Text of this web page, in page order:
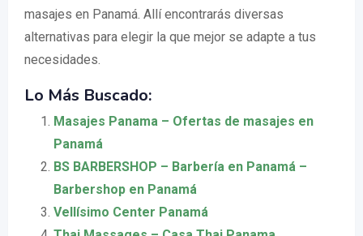
masajes en Panamá. Allí encontrarás diversas
alternativas para elegir la que mejor se adapte a tus
necesidades.
Lo Más Buscado:
Masajes Panama – Ofertas de masajes en
Panamá
BS BARBERSHOP – Barbería en Panamá –
Barbershop en Panamá
Vellísimo Center Panamá